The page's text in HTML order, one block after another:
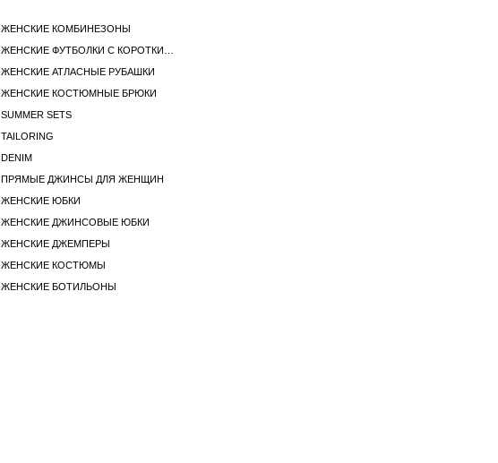
ЖЕНСКИЕ КОМБИНЕЗОНЫ
ЖЕНСКИЕ ФУТБОЛКИ С КОРОТКИМ РУКАВОМ
ЖЕНСКИЕ АТЛАСНЫЕ РУБАШКИ
ЖЕНСКИЕ КОСТЮМНЫЕ БРЮКИ
SUMMER SETS
TAILORING
DENIM
ПРЯМЫЕ ДЖИНСЫ ДЛЯ ЖЕНЩИН
ЖЕНСКИЕ ЮБКИ
ЖЕНСКИЕ ДЖИНСОВЫЕ ЮБКИ
ЖЕНСКИЕ ДЖЕМПЕРЫ
ЖЕНСКИЕ КОСТЮМЫ
ЖЕНСКИЕ БОТИЛЬОНЫ